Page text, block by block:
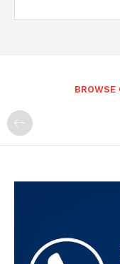
BROWSE